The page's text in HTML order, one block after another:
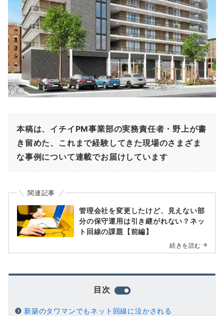
本稿は、イチイPM事業部の実務責任者・野上が書
き留めた、これまで経験してきた現場のさまざま
な事例について連載でお届けしています
関連記事
管理会社を変更したけど、見えない部
分の保守運用は引き継がれない？ネッ
ト回線の課題【前編】
続きを読む
目次
新築のタワマンでもネット回線に泣かされる